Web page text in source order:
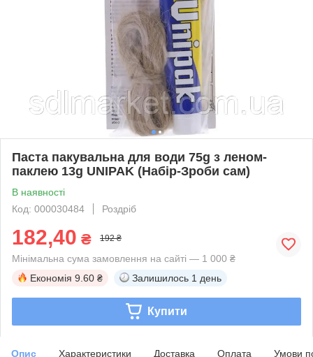
Паста пакувальна для води 75g з леном-
паклею 13g UNIPAK (Набір-Зроби сам)
В наявності
Код: 000030484
Роздріб
182,40 ₴ 192 ₴
Мінімальна сума замовлення на сайті — 1 000 ₴
Економія 9.60 ₴ Залишилось 1 день
Купити
Опис Характеристики Доставка Оплата Умови